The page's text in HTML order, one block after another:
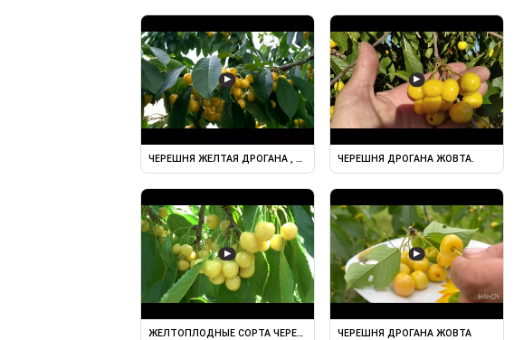
▶
ЧЕРЕШНЯ ЖЕЛТАЯ ДРОГАНА , УРОЖАЙ 2017 Г.
▶
ЧЕРЕШНЯ ДРОГАНА ЖОВТА.
▶
ЖЕЛТОПЛОДНЫЕ СОРТА ЧЕРЕШЕН. ДАЧНИЦА, НАПОЛЕОН БЕЛАЯ ...
▶
ЧЕРЕШНЯ ДРОГАНА ЖОВТА